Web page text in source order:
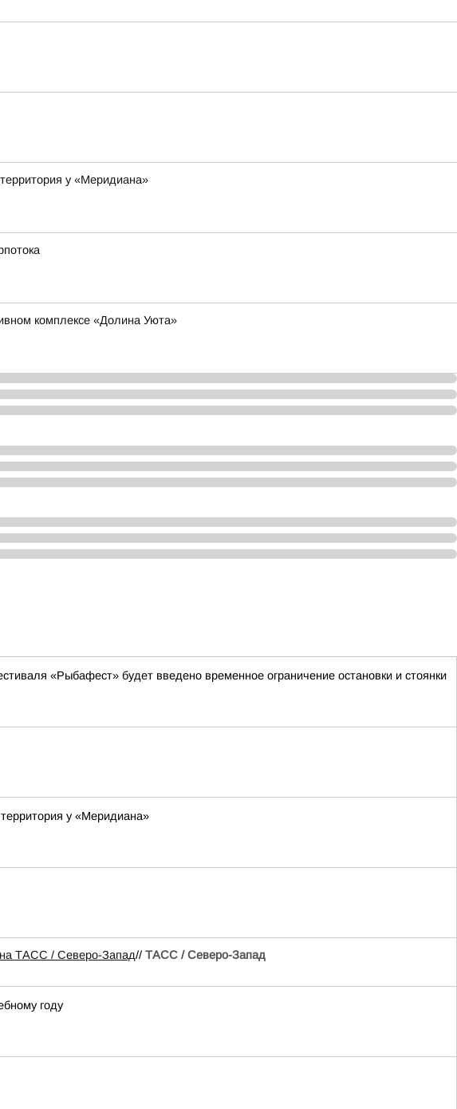
у «Меридиана»
комплексе «Долина Уюта»
«Рыбафест» будет введено временное ограничение остановки и стоянки
у «Меридиана»
ТАСС / Северо-Запад// ТАСС / Северо-Запад
году